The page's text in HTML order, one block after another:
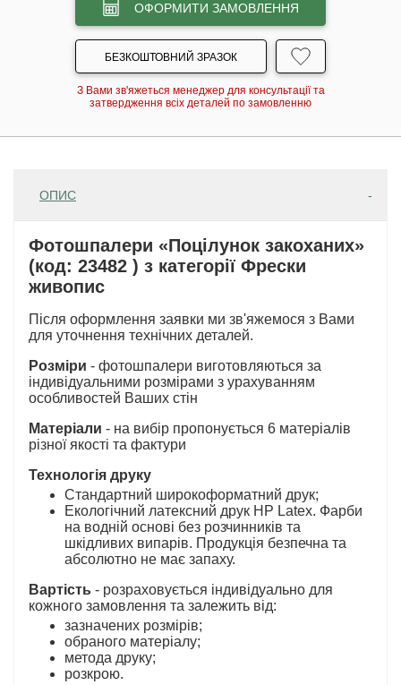
ОФОРМИТИ ЗАМОВЛЕННЯ
БЕЗКОШТОВНИЙ ЗРАЗОК
З Вами зв'яжеться менеджер для консультації та
затвердження всіх деталей по замовленню
ОПИС
Фотошпалери «Поцілунок закоханих»
(код: 23482 ) з категорії Фрески
живопис
Після оформлення заявки ми зв'яжемося з Вами
для уточнення технічних деталей.
Розміри - фотошпалери виготовляються за
індивідуальними розмірами з урахуванням
особливостей Ваших стін
Матеріали - на вибір пропонується 6 матеріалів
різної якості та фактури
Технологія друку
Стандартний широкоформатний друк;
Екологічний латексний друк HP Latex. Фарби
на водній основі без розчинників та
шкідливих випарів. Продукція безпечна та
абсолютно не має запаху.
Вартість - розраховується індивідуально для
кожного замовлення та залежить від:
зазначених розмірів;
обраного матеріалу;
метода друку;
розкрою.